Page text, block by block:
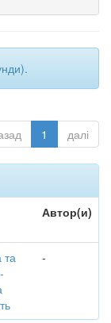
1 далі
Автор(и)
та
-